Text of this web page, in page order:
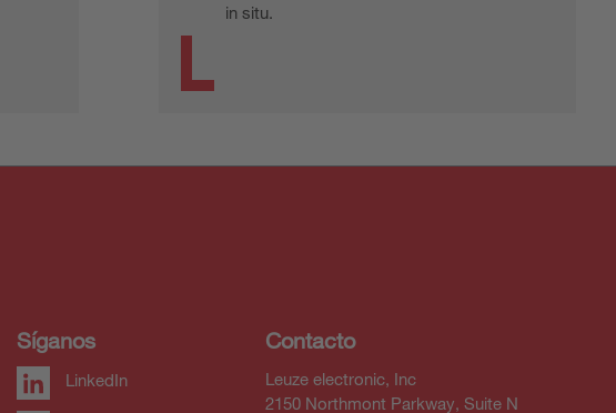
in situ.
Síganos
LinkedIn
Contacto
Leuze electronic, Inc
2150 Northmont Parkway, Suite N